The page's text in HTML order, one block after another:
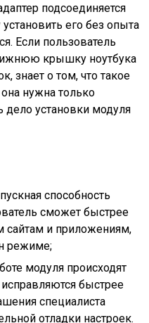
подсоединяется
его без опыта
Если пользователь
крышку ноутбука
знает о том, что такое
нужна только
установки модуля
способность
сможет быстрее
сайтам и приложениям,
режиме;
модуля происходят
быстрее
специалиста
отладки настроек.